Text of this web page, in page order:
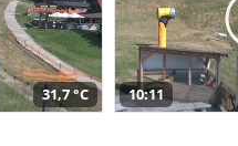
31,7 °C 10:11